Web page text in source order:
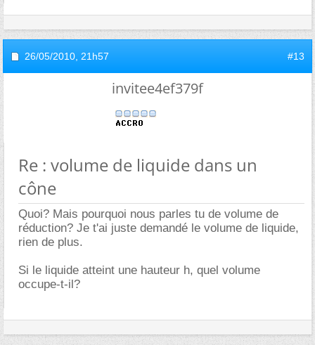
26/05/2010, 21h57 #13
invitee4ef379f
Re : volume de liquide dans un
cône
Quoi? Mais pourquoi nous parles tu de volume de
réduction? Je t'ai juste demandé le volume de liquide,
rien de plus.
Si le liquide atteint une hauteur h, quel volume
occupe-t-il?